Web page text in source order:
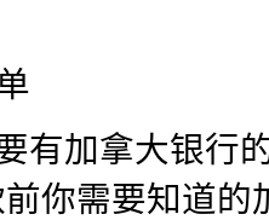
拿大银行的
你需要知道